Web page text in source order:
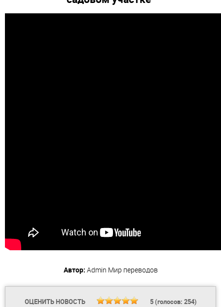
Автор: Admin Мир переводов
ОЦЕНИТЬ НОВОСТЬ 5(голосов: 254)